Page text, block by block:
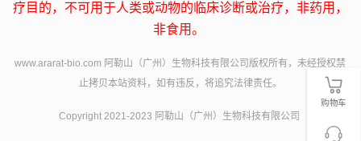
疗目的，不可用于人类或动物的临床诊断或治疗，非药用，
非食用。
www.ararat-bio.com 阿勒山（广州）生物科技有限公司版权所有，未经授权禁
止拷贝本站资料，如有违反，将追究法律责任。
Copyright 2021-2023 阿勒山（广州）生物科技有限公司
购物车